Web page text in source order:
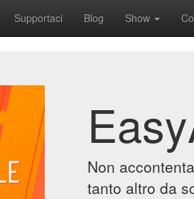
Supportaci Blog Show
Non
tanto altro da